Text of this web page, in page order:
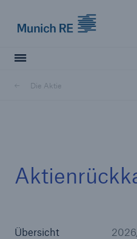
Die Aktie
Übersicht